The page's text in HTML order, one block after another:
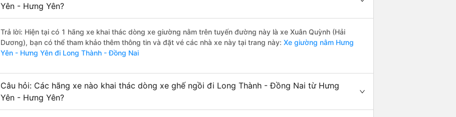
Yên - Hưng Yên?
Trả lời: Hiện tại có 1 hãng xe khai thác dòng xe giường nằm trên tuyến đường này là xe Xuân Quỳnh (Hải
Dương), bạn có thể tham khảo thêm thông tin và đặt vé các nhà xe này tại trang này: Xe giường nằm Hưng
Yên - Hưng Yên đi Long Thành - Đồng Nai
Câu hỏi: Các hãng xe nào khai thác dòng xe ghế ngồi đi Long Thành - Đồng Nai từ Hưng
Yên - Hưng Yên?